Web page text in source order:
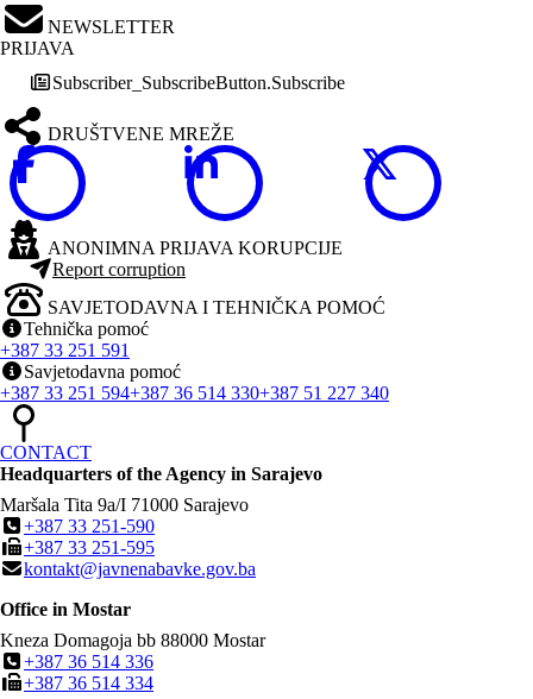
NEWSLETTER
PRIJAVA
Subscriber_SubscribeButton.Subscribe
DRUŠTVENE MREŽE
ANONIMNA PRIJAVA KORUPCIJE
Report corruption
SAVJETODAVNA I TEHNIČKA POMOĆ
Tehnička pomoć
+387 33 251 591
Savjetodavna pomoć
+387 33 251 594+387 36 514 330+387 51 227 340
CONTACT
Headquarters of the Agency in Sarajevo
Maršala Tita 9a/I 71000 Sarajevo
+387 33 251-590
+387 33 251-595
kontakt@javnenabavke.gov.ba
Office in Mostar
Kneza Domagoja bb 88000 Mostar
+387 36 514 336
+387 36 514 334